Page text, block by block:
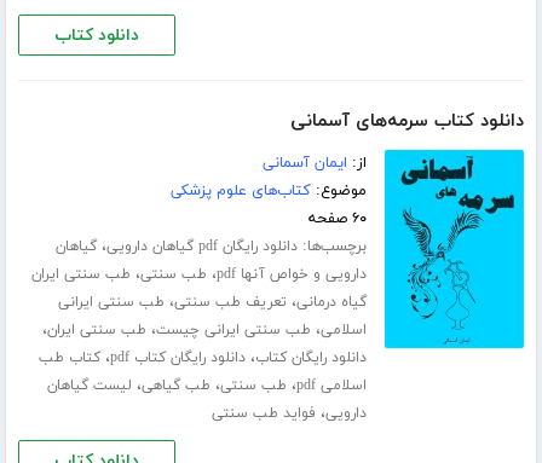
دانلود کتاب
دانلود کتاب سرمه‌های آسمانی
از: ایمان آسمانی
موضوع:کتاب‌های علوم پزشکی
۶۰ صفحه
برچسب‌ها:دانلود رایگان pdf گیاهان دارویی ،گیاهان
دارویی و خواص آنها pdf
، طب سنتی، طب سنتی ایران
گیاه درمانی، تعریف طب سنتی، طب سنتی ایرانی
اسلامی، طب سنتی ایرانی چیست، طب سنتی ایران،
دانلود رایگان کتاب،دانلود رایگان کتاب pdf ،کتاب طب
اسلامی pdf
، طب سنتی، طب گیاهی، لیست گیاهان
دارویی، فواید طب سنتی